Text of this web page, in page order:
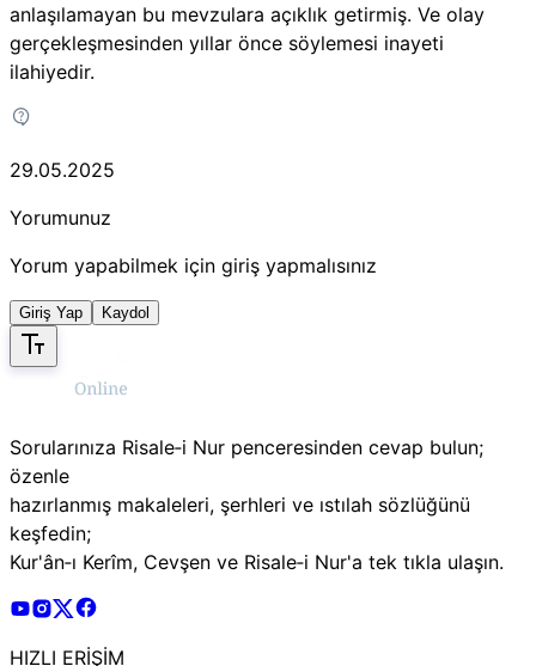
anlaşılamayan bu mevzulara açıklık getirmiş. Ve olay
gerçekleşmesinden yıllar önce söylemesi inayeti
ilahiyedir.
29.05.2025
Yorumunuz
Yorum yapabilmek için giriş yapmalısınız
Giriş Yap Kaydol
Sorularınıza Risale‑i Nur penceresinden cevap bulun;
özenle
hazırlanmış makaleleri, şerhleri ve ıstılah sözlüğünü
keşfedin;
Kur'ân‑ı Kerîm, Cevşen ve Risale‑i Nur'a tek tıkla ulaşın.
Risale Online Youtube Hesabı
Risale Online Instagram Hesabı
Risale Online X Hesabı
HIZLI ERİŞİM